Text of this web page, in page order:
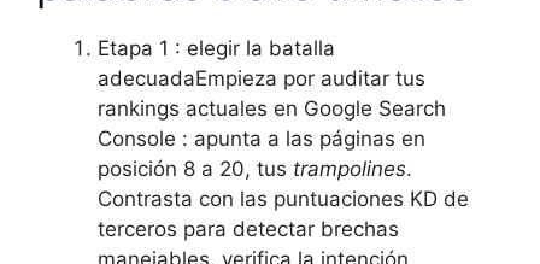
Etapa 1 : elegir la batalla
adecuadaEmpieza por auditar tus
rankings actuales en Google Search
Console : apunta a las páginas en
posición 8 a 20, tus trampolines.
Contrasta con las puntuaciones KD de
terceros para detectar brechas
manejables, verifica la intención